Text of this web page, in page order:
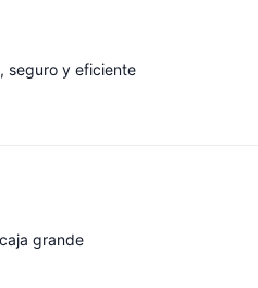
seguro y eficiente
grande